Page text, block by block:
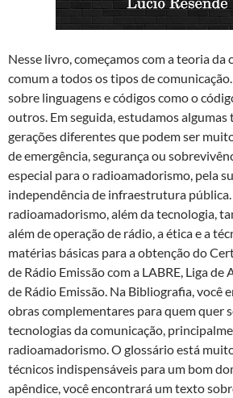
Nesse livro, começamos com a teoria da
comum a todos os tipos de
sobre linguagens e códigos como o
outros. Em seguida, estudamos algumas
gerações diferentes que podem ser
de emergência, segurança ou
especial para o radioamadorismo, pela
independência de infraestrutura
radioamadorismo, além da tecnologia,
além de operação de rádio, a ética e a
matérias básicas para a obtenção do
de Rádio Emissão com a LABRE, Liga
de Rádio Emissão. Na Bibliografia, você
obras complementares para quem quer
tecnologias da comunicação,
radioamadorismo. O glossário está
técnicos indispensáveis para um bom
apêndice, você encontrará um texto